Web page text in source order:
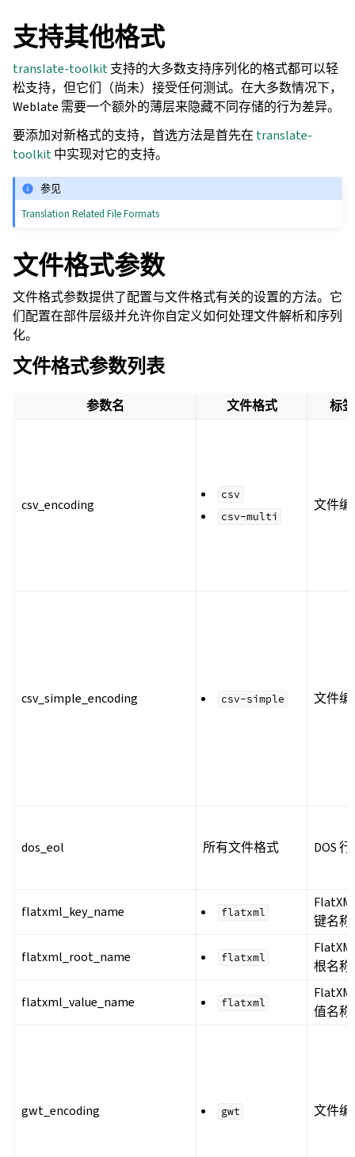
支持其他格式
translate-toolkit支持的大多数支持序列化的格式都可以轻
松支持，但它们（尚未）接受任何测试。在大多数情况下，
Weblate 需要一个额外的薄层来隐藏不同存储的行为差异。
要添加对新格式的支持，首选方法是首先在 translate-
toolkit中实现对它的支持。
参见
Translation Related File Formats
文件格式参数
文件格式参数提供了配置与文件格式有关的设置的方法。它
们配置在部件层级并允许你自定义如何处理文件解析和序列
化。
文件格式参数列表
参数名 文件格式 标签
csv_encoding
csv
csv-multi
文件编
csv_simple_encoding csv-simple 文件编
dos_eol 所有文件格式 DOS
flatxml_key_name flatxml
键名称
flatxml_root_name flatxml
根名称
flatxml_value_name flatxml
值名称
gwt_encoding gwt 文件编